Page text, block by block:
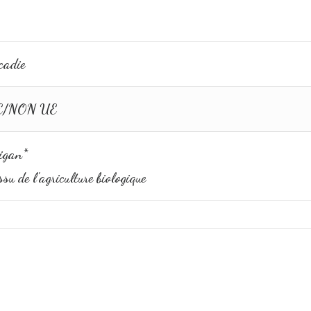
NON UE
de l'agriculture biologique